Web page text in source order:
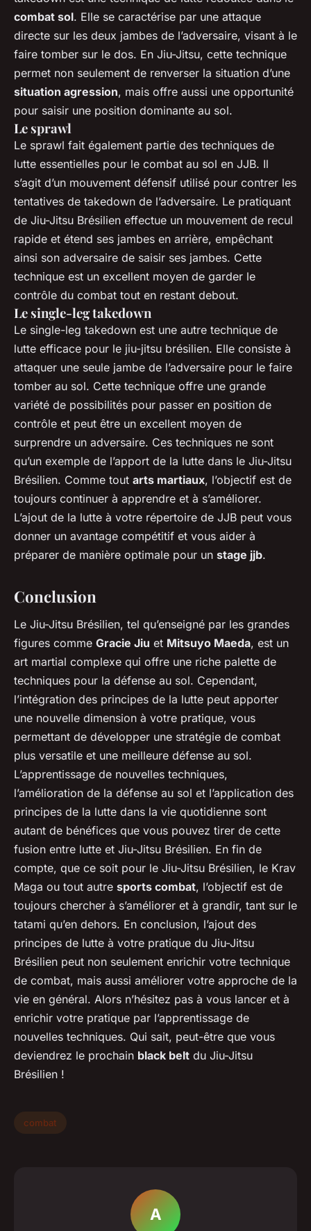
combat sol. Elle se caractérise par une attaque
directe sur les deux jambes de l’adversaire, visant à le
faire tomber sur le dos. En Jiu-Jitsu, cette technique
permet non seulement de renverser la situation d’une
situation agression, mais offre aussi une opportunité
pour saisir une position dominante au sol.
Le sprawl
Le sprawl fait également partie des techniques de
lutte essentielles pour le combat au sol en JJB. Il
s’agit d’un mouvement défensif utilisé pour contrer les
tentatives de takedown de l’adversaire. Le pratiquant
de Jiu-Jitsu Brésilien effectue un mouvement de recul
rapide et étend ses jambes en arrière, empêchant
ainsi son adversaire de saisir ses jambes. Cette
technique est un excellent moyen de garder le
contrôle du combat tout en restant debout.
Le single-leg takedown
Le single-leg takedown est une autre technique de
lutte efficace pour le jiu-jitsu brésilien. Elle consiste à
attaquer une seule jambe de l’adversaire pour le faire
tomber au sol. Cette technique offre une grande
variété de possibilités pour passer en position de
contrôle et peut être un excellent moyen de
surprendre un adversaire. Ces techniques ne sont
qu’un exemple de l’apport de la lutte dans le Jiu-Jitsu
Brésilien. Comme tout arts martiaux, l’objectif est de
toujours continuer à apprendre et à s’améliorer.
L’ajout de la lutte à votre répertoire de JJB peut vous
donner un avantage compétitif et vous aider à
préparer de manière optimale pour un stage jjb.
Conclusion
Le Jiu-Jitsu Brésilien, tel qu’enseigné par les grandes
figures comme Gracie Jiu et Mitsuyo Maeda, est un
art martial complexe qui offre une riche palette de
techniques pour la défense au sol. Cependant,
l’intégration des principes de la lutte peut apporter
une nouvelle dimension à votre pratique, vous
permettant de développer une stratégie de combat
plus versatile et une meilleure défense au sol.
L’apprentissage de nouvelles techniques,
l’amélioration de la défense au sol et l’application des
principes de la lutte dans la vie quotidienne sont
autant de bénéfices que vous pouvez tirer de cette
fusion entre lutte et Jiu-Jitsu Brésilien. En fin de
compte, que ce soit pour le Jiu-Jitsu Brésilien, le Krav
Maga ou tout autre sports combat, l’objectif est de
toujours chercher à s’améliorer et à grandir, tant sur le
tatami qu’en dehors. En conclusion, l’ajout des
principes de lutte à votre pratique du Jiu-Jitsu
Brésilien peut non seulement enrichir votre technique
de combat, mais aussi améliorer votre approche de la
vie en général. Alors n’hésitez pas à vous lancer et à
enrichir votre pratique par l’apprentissage de
nouvelles techniques. Qui sait, peut-être que vous
deviendrez le prochain black belt du Jiu-Jitsu
Brésilien !
combat
A